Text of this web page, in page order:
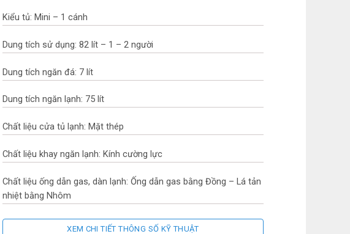
Kiểu tủ: Mini – 1 cánh
Dung tích sử dụng: 82 lít – 1 – 2 người
Dung tích ngăn đá: 7 lít
Dung tích ngăn lạnh: 75 lít
Chất liệu cửa tủ lạnh: Mặt thép
Chất liệu khay ngăn lạnh: Kính cường lực
Chất liệu ống dẫn gas, dàn lạnh: Ống dẫn gas bằng Đồng – Lá tản
nhiệt bằng Nhôm
Năm ra mắt: 2023
XEM CHI TIẾT THÔNG SỐ KỸ THUẬT